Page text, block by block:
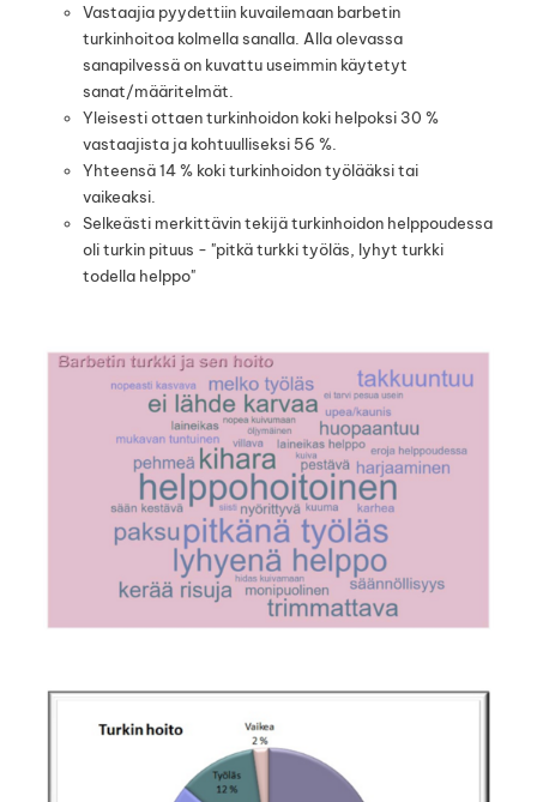
Vastaajia pyydettiin kuvailemaan barbetin
turkinhoitoa kolmella sanalla. Alla olevassa
sanapilvessä on kuvattu useimmin käytetyt
sanat/määritelmät.
Yleisesti ottaen turkinhoidon koki helpoksi 30 %
vastaajista ja kohtuulliseksi 56 %.
Yhteensä 14 % koki turkinhoidon työlääksi tai
vaikeaksi.
Selkeästi merkittävin tekijä turkinhoidon helppoudessa
oli turkin pituus - "pitkä turkki työläs, lyhyt turkki
todella helppo"